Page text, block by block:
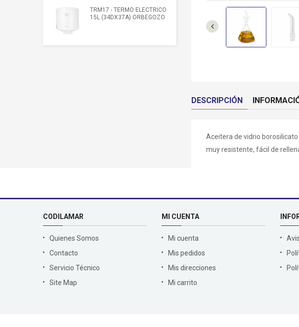
TRM17 - TERMO ELECTRICO
15L (34DX37A) ORBEGOZO
DO4230IN - PLACA VITRO
2F ANALOGICA SUNFEEL
DESCRIPCIÓN
Aceitera de vidrio
muy resistente, fácil de
CODILAMAR
Quienes Somos
Contacto
Servicio Técnico
Site Map
MI CUENTA
Mi cuenta
Mis pedidos
Mis direcciones
Mi carrito